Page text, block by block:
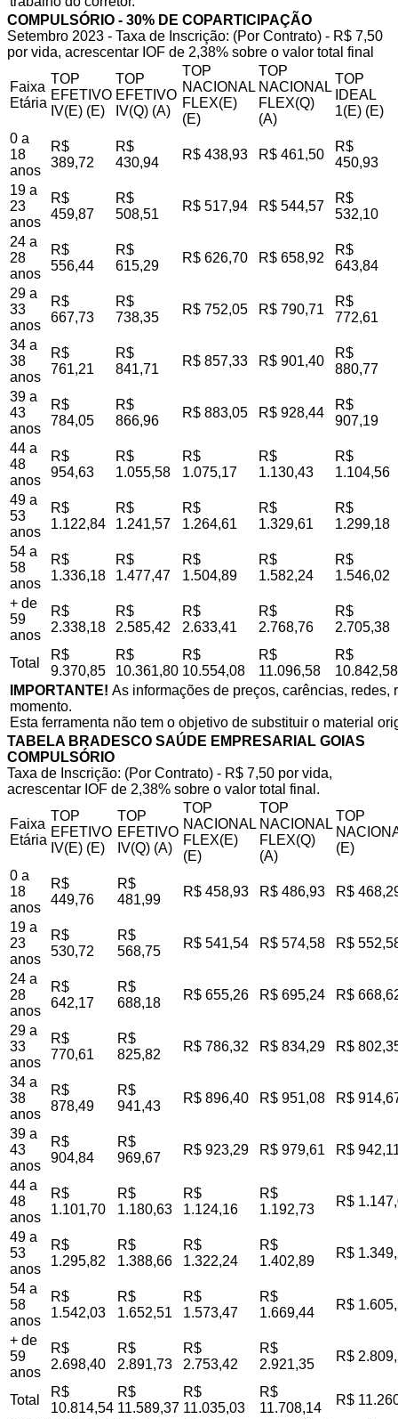
COMPULSÓRIO - 30% DE COPARTICIPAÇÃO
Setembro 2023 - Taxa de Inscrição: (Por Contrato) - R$ 7,50
por vida, acrescentar IOF de 2,38% sobre o valor total final
Faixa
Etária
TOP
EFETIVO
IV(E) (E)
TOP
EFETIVO
IV(Q) (A)
TOP
NACIONAL
FLEX(E)
(E)
TOP
NACIONAL
FLEX(Q)
(A)
TOP
IDEAL
1(E) (E)
0 a
18
anos
R$
389,72
R$
430,94
R$ 438,93 R$ 461,50
R$
450,93
19 a
23
anos
R$
459,87
R$
508,51
R$ 517,94 R$ 544,57
R$
532,10
24 a
28
anos
R$
556,44
R$
615,29
R$ 626,70 R$ 658,92
R$
643,84
29 a
33
anos
R$
667,73
R$
738,35
R$ 752,05 R$ 790,71
R$
772,61
34 a
38
anos
R$
761,21
R$
841,71
R$ 857,33 R$ 901,40
R$
880,77
39 a
43
anos
R$
784,05
R$
866,96
R$ 883,05 R$ 928,44
R$
907,19
44 a
48
anos
R$
954,63
R$
1.055,58
R$
1.075,17
R$
1.130,43
R$
1.104,56
49 a
53
anos
R$
1.122,84
R$
1.241,57
R$
1.264,61
R$
1.329,61
R$
1.299,18
54 a
58
anos
R$
1.336,18
R$
1.477,47
R$
1.504,89
R$
1.582,24
R$
1.546,02
+ de
59
anos
R$
2.338,18
R$
2.585,42
R$
2.633,41
R$
2.768,76
R$
2.705,38
Total
R$
9.370,85
R$
10.361,80
R$
10.554,08
R$
11.096,58
R$
10.842,58
IMPORTANTE! As informações de preços, carências,
momento.
Esta ferramenta não tem o objetivo de substituir o material
TABELA BRADESCO SAÚDE EMPRESARIAL GOIAS
COMPULSÓRIO
Taxa de Inscrição: (Por Contrato) - R$ 7,50 por vida,
acrescentar IOF de 2,38% sobre o valor total final.
Faixa
Etária
TOP
EFETIVO
IV(E) (E)
TOP
EFETIVO
IV(Q) (A)
TOP
NACIONAL
FLEX(E)
(E)
TOP
NACIONAL
FLEX(Q)
(A)
TOP
(E)
0 a
18
anos
R$
449,76
R$
481,99
R$ 458,93 R$ 486,93 R$
19 a
23
anos
R$
530,72
R$
568,75
R$ 541,54 R$ 574,58 R$
24 a
28
anos
R$
642,17
R$
688,18
R$ 655,26 R$ 695,24 R$
29 a
33
anos
R$
770,61
R$
825,82
R$ 786,32 R$ 834,29 R$
34 a
38
anos
R$
878,49
R$
941,43
R$ 896,40 R$ 951,08 R$
39 a
43
anos
R$
904,84
R$
969,67
R$ 923,29 R$ 979,61 R$
44 a
48
anos
R$
1.101,70
R$
1.180,63
R$
1.124,16
R$
1.192,73
R$
49 a
53
anos
R$
1.295,82
R$
1.388,66
R$
1.322,24
R$
1.402,89
R$
54 a
58
anos
R$
1.542,03
R$
1.652,51
R$
1.573,47
R$
1.669,44
R$
+ de
59
anos
R$
2.698,40
R$
2.891,73
R$
2.753,42
R$
2.921,35
R$
Total
R$
10.814,54
R$
11.589,37
R$
11.035,03
R$
11.708,14
R$